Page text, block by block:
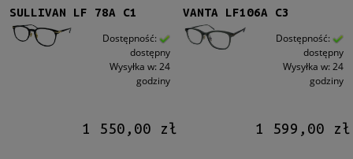
SULLIVAN LF 78A C1
Dostępność:
dostępny
Wysyłka w: 24
godziny
1 550,00 zł
VANTA LF106A C3
Dostępność:
dostępny
Wysyłka w: 24
godziny
1 599,00 zł